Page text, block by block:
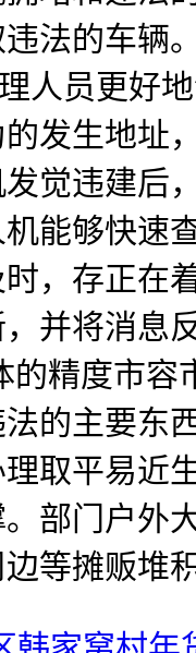
法的车辆
人员更好
发生地址
发觉违建
能够快速
，存正在
并将消息
的精度市
的主要东
取平易近
部门户外
等摊贩堆